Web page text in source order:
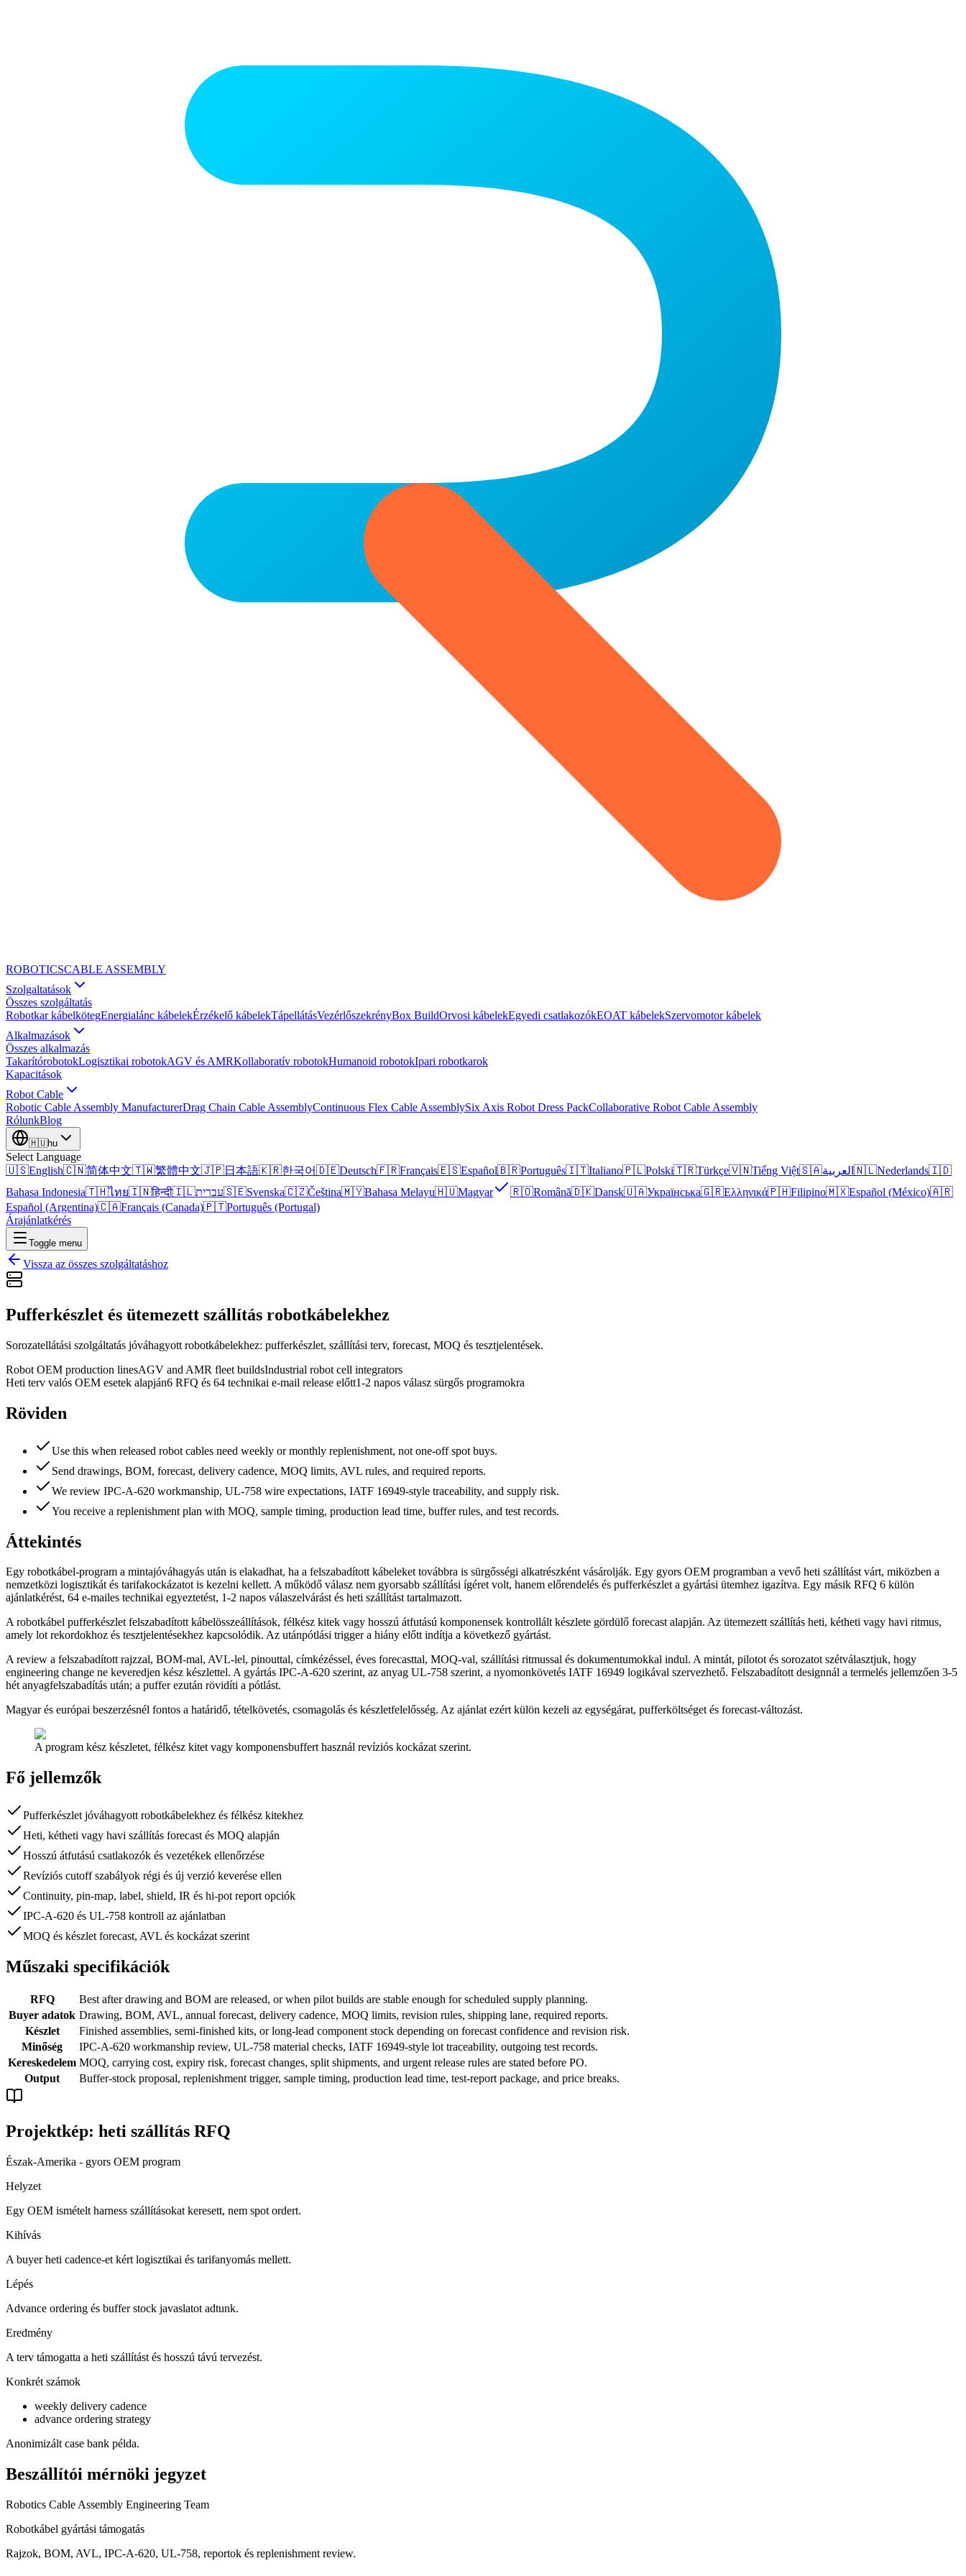
ROBOTICSCABLE ASSEMBLY
Szolgaltatások
Összes szolgáltatás
Robotkar kábelkötegEnergialánc kábelekÉrzékelő kábelekTápellátásVezérlőszekrényBox BuildOrvosi kábelekEgyedi csatlakozókEOAT kábelekSzervomotor kábelek
Alkalmazások
Összes alkalmazás
TakarítórobotokLogisztikai robotokAGV és AMRKollaboratív robotokHumanoid robotokIpari robotkarok
Kapacitások
Robot Cable
Robotic Cable Assembly ManufacturerDrag Chain Cable AssemblyContinuous Flex Cable AssemblySix Axis Robot Dress PackCollaborative Robot Cable Assembly
RólunkBlog
🇭🇺hu
Select Language
🇺🇸English🇨🇳简体中文🇹🇼繁體中文🇯🇵日本語🇰🇷한국어🇩🇪Deutsch🇫🇷Français🇪🇸Español🇧🇷Português🇮🇹Italiano🇵🇱Polski🇹🇷Türkçe🇻🇳Tiếng Việt🇸🇦العربية 🇳🇱Nederlands🇮🇩
Bahasa Indonesia🇹🇭ไทย🇮🇳हिन्दी🇮🇱עברית🇸🇪Svenska🇨🇿Čeština🇲🇾Bahasa Melayu🇭🇺Magyar 🇷🇴Română🇩🇰Dansk🇺🇦Українська🇬🇷Ελληνικά🇵🇭Filipino🇲🇽Español (México)🇦🇷
Español (Argentina)🇨🇦Français (Canada)🇵🇹Português (Portugal)
Árajánlatkérés
Toggle menu
Vissza az összes szolgáltatáshoz
Pufferkészlet és ütemezett szállítás robotkábelekhez
Sorozatellátási szolgáltatás jóváhagyott robotkábelekhez: pufferkészlet, szállítási terv, forecast, MOQ és tesztjelentések.
Robot OEM production linesAGV and AMR fleet buildsIndustrial robot cell integrators
Heti terv valós OEM esetek alapján6 RFQ és 64 technikai e-mail release előtt1-2 napos válasz sürgős programokra
Röviden
Use this when released robot cables need weekly or monthly replenishment, not one-off spot buys.
Send drawings, BOM, forecast, delivery cadence, MOQ limits, AVL rules, and required reports.
We review IPC-A-620 workmanship, UL-758 wire expectations, IATF 16949-style traceability, and supply risk.
You receive a replenishment plan with MOQ, sample timing, production lead time, buffer rules, and test records.
Áttekintés
Egy robotkábel-program a mintajóváhagyás után is elakadhat, ha a felszabadított kábeleket továbbra is sürgősségi alkatrészként vásárolják. Egy gyors OEM programban a vevő heti szállítást várt, miközben a
nemzetközi logisztikát és tarifakockázatot is kezelni kellett. A működő válasz nem gyorsabb szállítási ígéret volt, hanem előrendelés és pufferkészlet a gyártási ütemhez igazítva. Egy másik RFQ 6 külön
ajánlatkérést, 64 e-mailes technikai egyeztetést, 1-2 napos válaszelvárást és heti szállítást tartalmazott.
A robotkábel pufferkészlet felszabadított kábelösszeállítások, félkész kitek vagy hosszú átfutású komponensek kontrollált készlete gördülő forecast alapján. Az ütemezett szállítás heti, kétheti vagy havi ritmus,
amely lot rekordokhoz és tesztjelentésekhez kapcsolódik. Az utánpótlási trigger a hiány előtt indítja a következő gyártást.
A review a felszabadított rajzzal, BOM-mal, AVL-lel, pinouttal, címkézéssel, éves forecasttal, MOQ-val, szállítási ritmussal és dokumentumokkal indul. A mintát, pilotot és sorozatot szétválasztjuk, hogy
engineering change ne keveredjen kész készlettel. A gyártás IPC-A-620 szerint, az anyag UL-758 szerint, a nyomonkövetés IATF 16949 logikával szervezhető. Felszabadított designnál a termelés jellemzően 3-5
hét anyagfelszabadítás után; a puffer ezután rövidíti a pótlást.
Magyar és európai beszerzésnél fontos a határidő, tételkövetés, csomagolás és készletfelelősség. Az ajánlat ezért külön kezeli az egységárat, pufferköltséget és forecast-változást.
A program kész készletet, félkész kitet vagy komponensbuffert használ revíziós kockázat szerint.
Fő jellemzők
Pufferkészlet jóváhagyott robotkábelekhez és félkész kitekhez
Heti, kétheti vagy havi szállítás forecast és MOQ alapján
Hosszú átfutású csatlakozók és vezetékek ellenőrzése
Revíziós cutoff szabályok régi és új verzió keverése ellen
Continuity, pin-map, label, shield, IR és hi-pot report opciók
IPC-A-620 és UL-758 kontroll az ajánlatban
MOQ és készlet forecast, AVL és kockázat szerint
Műszaki specifikációk
RFQ
Best after drawing and BOM are released, or when pilot builds are stable enough for scheduled supply planning.
Buyer adatok Drawing, BOM, AVL, annual forecast, delivery cadence, MOQ limits, revision rules, shipping lane, required reports.
Készlet
Finished assemblies, semi-finished kits, or long-lead component stock depending on forecast confidence and revision risk.
Minőség
IPC-A-620 workmanship review, UL-758 material checks, IATF 16949-style lot traceability, outgoing test records.
Kereskedelem MOQ, carrying cost, expiry risk, forecast changes, split shipments, and urgent release rules are stated before PO.
Output
Buffer-stock proposal, replenishment trigger, sample timing, production lead time, test-report package, and price breaks.
Projektkép: heti szállítás RFQ
Észak-Amerika - gyors OEM program
Helyzet
Egy OEM ismételt harness szállításokat keresett, nem spot ordert.
Kihívás
A buyer heti cadence-et kért logisztikai és tarifanyomás mellett.
Lépés
Advance ordering és buffer stock javaslatot adtunk.
Eredmény
A terv támogatta a heti szállítást és hosszú távú tervezést.
Konkrét számok
weekly delivery cadence
advance ordering strategy
Anonimizált case bank példa.
Beszállítói mérnöki jegyzet
Robotics Cable Assembly Engineering Team
Robotkábel gyártási támogatás
Rajzok, BOM, AVL, IPC-A-620, UL-758, reportok és replenishment review.